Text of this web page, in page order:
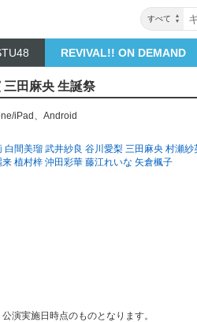
すべて
REVIVAL!! ON DEMAND
田麻央 生誕祭
iPad 、 Android
白間美瑠 武井紗良 谷川愛梨 三田麻央 村瀬紗
来 植村梓 沖田彩華 藤江れいな 矢倉楓子
演実施日時点のものとなります。